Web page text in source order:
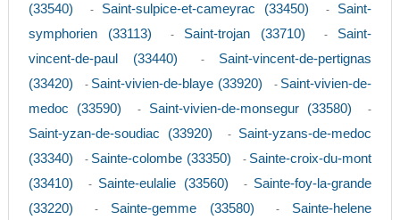
(33540)
- Saint-sulpice-et-cameyrac (33450) - Saint-
symphorien (33113)
- Saint-trojan (33710) - Saint-
vincent-de-paul (33440)
- Saint-vincent-de-pertignas
(33420)
- Saint-vivien-de-blaye (33920) - Saint-vivien-de-
medoc (33590)
- Saint-vivien-de-monsegur (33580) -
Saint-yzan-de-soudiac (33920) - Saint-yzans-de-medoc
(33340)
- Sainte-colombe (33350) - Sainte-croix-du-mont
(33410)
- Sainte-eulalie (33560) - Sainte-foy-la-grande
(33220)
- Sainte-gemme (33580) - Sainte-helene